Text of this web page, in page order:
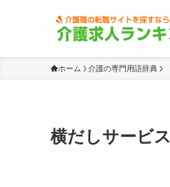
ホーム 介護の専門用語辞典
横だしサービス